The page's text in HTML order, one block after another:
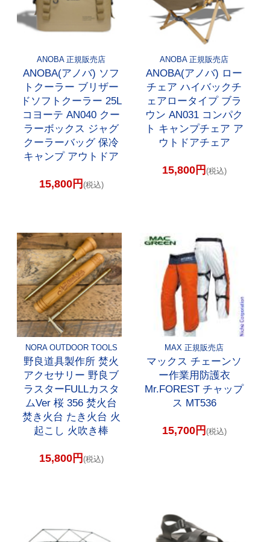
ANOBA 正規販売店
ANOBA(アノバ) ソフ
トクーラー ブリザー
ドソフトクーラー 25L
コヨーテ AN040 クー
ラーボックス ジャグ
クーラーバッグ 保冷
キャンプ アウトドア
15,800円 (税込)
ANOBA 正規販売店
ANOBA(アノバ) ロー
チェア ハイバックチ
ェアロータイプ ブラ
ウン AN031 コンパク
ト キャンプチェア ア
ウトドアチェア
15,800円 (税込)
NORA OUTDOOR TOOLS
野良道具製作所 焚火
アクセサリー 野良ブ
ラスターFULLカスタ
ムVer 桜 356 焚火台
焚き火台 たき火台 火
起こし 火吹き棒
15,800円 (税込)
MAX 正規販売店
マックス チェーンソ
ー作業用防護衣
Mr.FOREST チャップ
ス MT536
15,700円 (税込)